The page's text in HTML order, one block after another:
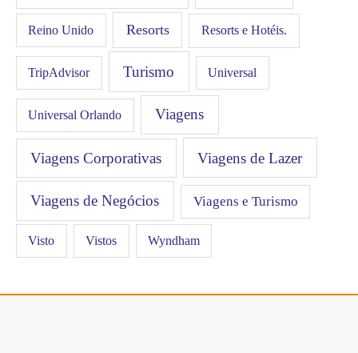
Reino Unido Resorts Resorts e Hotéis.
TripAdvisor Turismo Universal
Universal Orlando Viagens
Viagens Corporativas Viagens de Lazer
Viagens de Negócios Viagens e Turismo
Visto Vistos Wyndham